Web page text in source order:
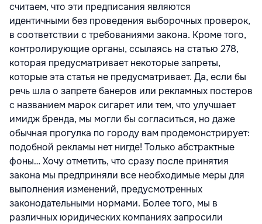
считаем, что эти предписания являются
идентичными без проведения выборочных проверок,
в соответствии с требованиями закона. Кроме того,
контролирующие органы, ссылаясь на статью 278,
которая предусматривает некоторые запреты,
которые эта статья не предусматривает. Да, если бы
речь шла о запрете банеров или рекламных постеров
с названием марок сигарет или тем, что улучшает
имидж бренда, мы могли бы согласиться, но даже
обычная прогулка по городу вам продемонстрирует:
подобной рекламы нет нигде! Только абстрактные
фоны… Хочу отметить, что сразу после принятия
закона мы предприняли все необходимые меры для
выполнения изменений, предусмотренных
законодательными нормами. Более того, мы в
различных юридических компаниях запросили